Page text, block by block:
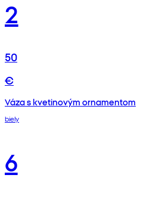
2
50
€
Váza s kvetinovým ornamentom
biely
6